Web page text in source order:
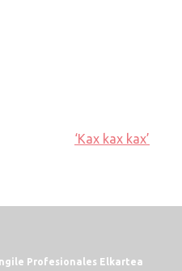
‘Kax kax kax’
Profesionales Elkartea